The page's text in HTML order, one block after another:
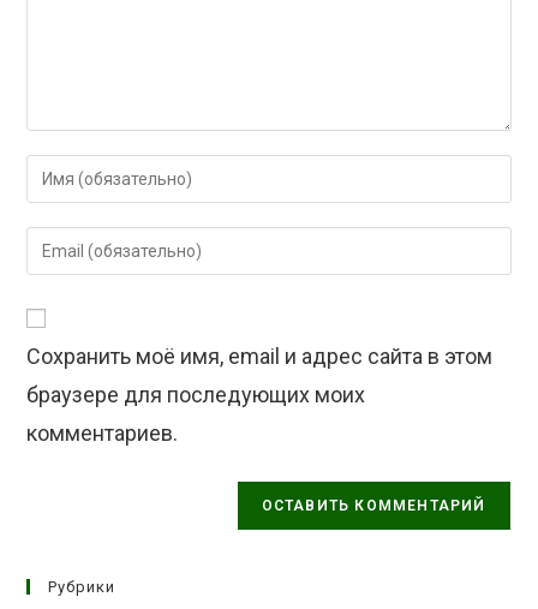
Введите
свое
имя
или
чтобы
Введите
свой
адрес,
чтобы
прокомментировать
Сохранить моё имя, email и адрес сайта в этом
браузере для последующих моих
комментариев.
Рубрики